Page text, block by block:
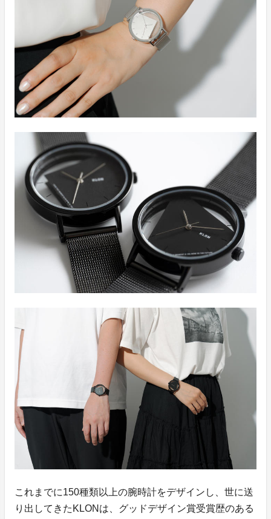
これまでに150種類以上の腕時計をデザインし、世に送
り出してきたKLONは、グッドデザイン賞受賞歴のある